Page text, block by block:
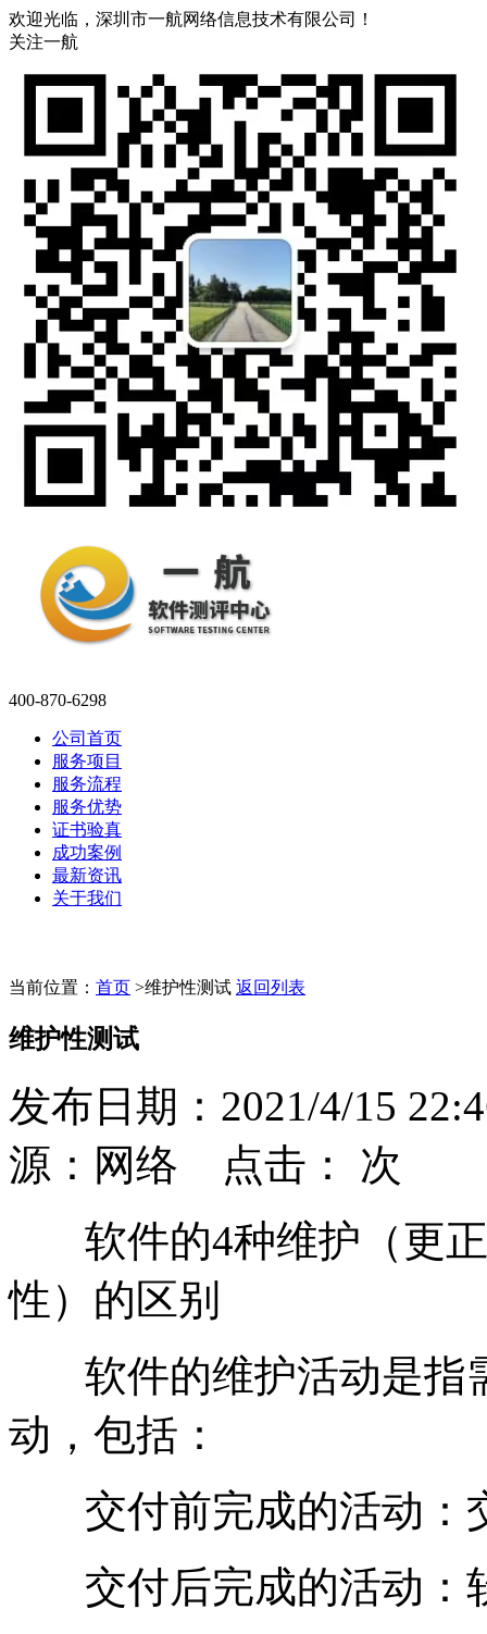
欢迎光临，深圳市一航网络信息技术有限公司！
关注一航
400-870-6298
公司首页
服务项目
服务流程
服务优势
证书验真
成功案例
最新资讯
关于我们
当前位置： 首页 >维护性测试 返回列表
维护性测试
发布日期：2021/4/15
源：网络 点击： 次
软件的4种维护（更正
性）的区别
软件的维护活动是指
动，包括：
交付前完成的活动：
交付后完成的活动：